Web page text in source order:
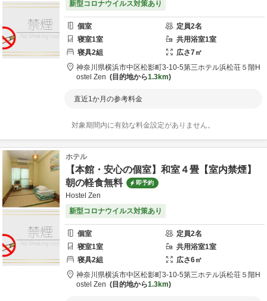
新型コロナウイルス対策あり
個室 定員2名
寝室1室 共用浴室1室
寝具2組 広さ7㎡
神奈川県横浜市中区松影町3-10-5第三ホテル浜松荘５階H
ostel Zen
目的地から1.3km
直近1か月の参考料金
対象期間内に有効な料金設定がありません。
ホテル
【本館・安心の個室】和室４畳【室内禁煙】
朝の軽食無料
即予約
Hostel Zen
新型コロナウイルス対策あり
個室 定員2名
寝室1室 共用浴室1室
寝具2組 広さ6㎡
神奈川県横浜市中区松影町3-10-5第三ホテル浜松荘５階H
ostel Zen
目的地から1.3km